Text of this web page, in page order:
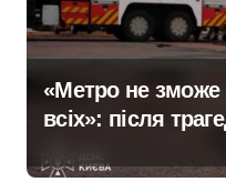
«Метро не зможе
всіх»: після
пропонують